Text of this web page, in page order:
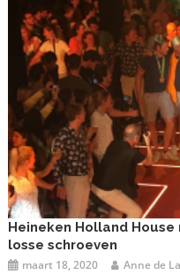
Heineken Holland
losse schroeven
maart 18, 2020 Anne de